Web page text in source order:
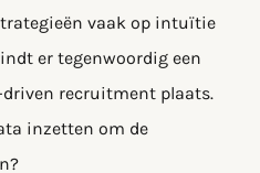
vaak op intuïtie
er tegenwoordig een
recruitment plaats.
inzetten om de